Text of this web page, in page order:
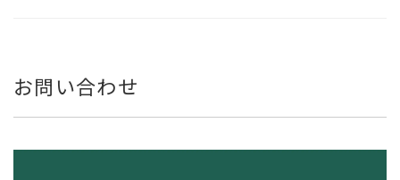
お問い合わせ